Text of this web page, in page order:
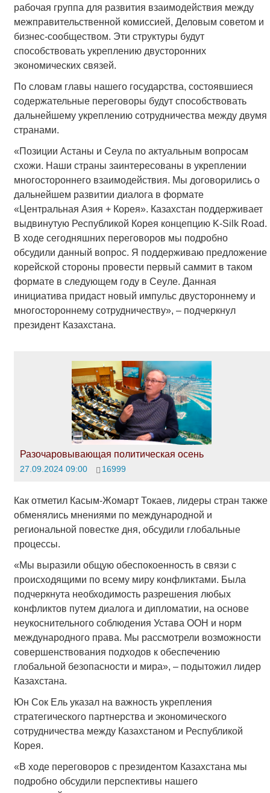
рабочая группа для развития взаимодействия между
межправительственной комиссией, Деловым советом и
бизнес-сообществом. Эти структуры будут
способствовать укреплению двусторонних
экономических связей.
По словам главы нашего государства, состоявшиеся
содержательные переговоры будут способствовать
дальнейшему укреплению сотрудничества между двумя
странами.
«Позиции Астаны и Сеула по актуальным вопросам
схожи. Наши страны заинтересованы в укреплении
многостороннего взаимодействия. Мы договорились о
дальнейшем развитии диалога в формате
«Центральная Азия + Корея». Казахстан поддерживает
выдвинутую Республикой Корея концепцию K-Silk Road.
В ходе сегодняшних переговоров мы подробно
обсудили данный вопрос. Я поддерживаю предложение
корейской стороны провести первый саммит в таком
формате в следующем году в Сеуле. Данная
инициатива придаст новый импульс двустороннему и
многостороннему сотрудничеству», – подчеркнул
президент Казахстана.
Разочаровывающая политическая осень
27.09.2024 09:00 16999
Как отметил Касым-Жомарт Токаев, лидеры стран также
обменялись мнениями по международной и
региональной повестке дня, обсудили глобальные
процессы.
«Мы выразили общую обеспокоенность в связи с
происходящими по всему миру конфликтами. Была
подчеркнута необходимость разрешения любых
конфликтов путем диалога и дипломатии, на основе
неукоснительного соблюдения Устава ООН и норм
международного права. Мы рассмотрели возможности
совершенствования подходов к обеспечению
глобальной безопасности и мира», – подытожил лидер
Казахстана.
Юн Сок Ель указал на важность укрепления
стратегического партнерства и экономического
сотрудничества между Казахстаном и Республикой
Корея.
«В ходе переговоров с президентом Казахстана мы
подробно обсудили перспективы нашего